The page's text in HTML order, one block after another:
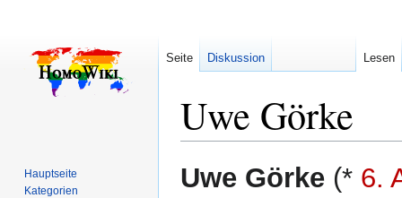
Uwe Görke
Zur
Navigation
Zur
Suche
Uwe Görke (* 6.
Seite Diskussion Lesen
Hauptseite
Kategorien